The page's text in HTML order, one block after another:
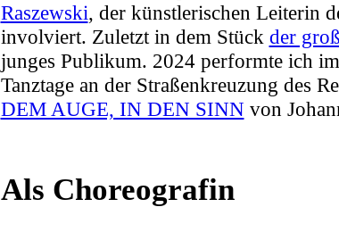
Raszewski, der künstlerischen Leiterin
involviert. Zuletzt in dem Stück der
junges Publikum. 2024 performte ich
Tanztage an der Straßenkreuzung des
DEM AUGE, IN DEN SINN von
Als Choreografin